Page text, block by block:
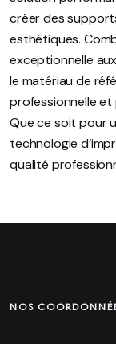
créer des
esthétiques.
exceptionnelle
le matériau de
professionnelle
Que ce soit pour
technologie
qualité
NOS